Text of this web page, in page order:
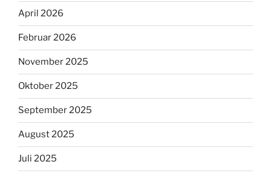
April 2026
Februar 2026
November 2025
Oktober 2025
September 2025
August 2025
Juli 2025